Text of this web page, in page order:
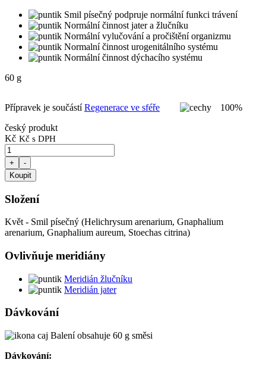
Smil písečný podpruje normální funkci trávení
Normální činnost jater a žlučníku
Normální vylučování a pročištění organizmu
Normalní činnost urogenitálního systému
Normální činnost dýchacího systému
60 g
Přípravek je součástíRegenerace ve sféře
100%
český produkt
Kč Kč s DPH
+
-
Koupit
Složení
Květ - Smil písečný (Helichrysum arenarium, Gnaphalium
arenarium, Gnaphalium aureum, Stoechas citrina)
Ovlivňuje meridiány
Meridián žlučníku
Meridián jater
Dávkování
Balení obsahuje 60 g směsi
Dávkování: